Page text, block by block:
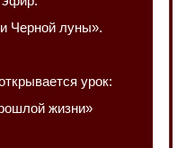
Черной луны».
урок:
жизни»